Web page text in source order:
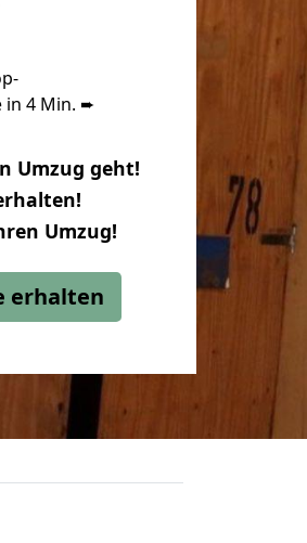
in 4 Min. ➨
Umzug geht!
Umzug!
erhalten